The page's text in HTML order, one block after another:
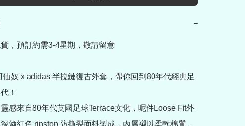
−
，預訂約需3-4星期，敬請留意
仙奴 x adidas 半拉鏈復古外套，帶你回到80年代經典足
！
感來自80年代英國足球Terrace文化，呢件Loose Fit外
酒紅色 ripstop 防撕裂面料製成，內層襯以柔軟棉質，